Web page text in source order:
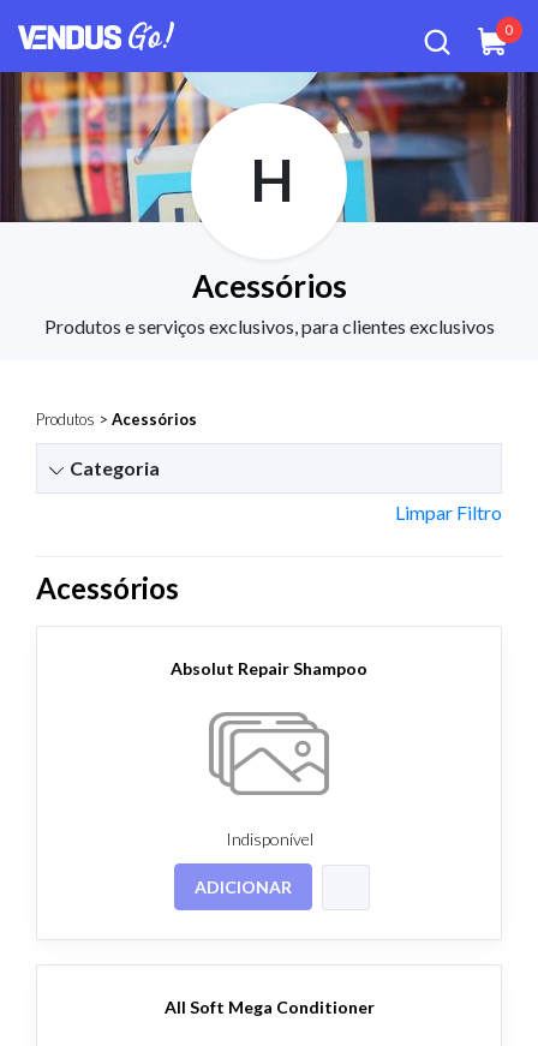
0
H
Acessórios
Produtos e serviços exclusivos, para clientes exclusivos
Produtos > Acessórios
Categoria
Limpar Filtro
Acessórios
Absolut Repair Shampoo
Indisponível
ADICIONAR
All Soft Mega Conditioner